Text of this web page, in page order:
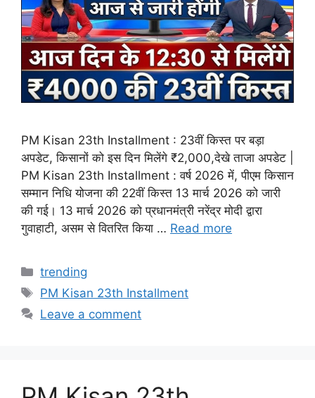
PM Kisan 23th Installment : 23वीं किस्त पर बड़ा
अपडेट, किसानों को इस दिन मिलेंगे ₹2,000,देखे ताजा अपडेट |
PM Kisan 23th Installment : वर्ष 2026 में, पीएम किसान
सम्मान निधि योजना की 22वीं किस्त 13 मार्च 2026 को जारी
की गई। 13 मार्च 2026 को प्रधानमंत्री नरेंद्र मोदी द्वारा
गुवाहाटी, असम से वितरित किया … Read more
Categories
trending
Tags
PM Kisan 23th Installment
Leave a comment